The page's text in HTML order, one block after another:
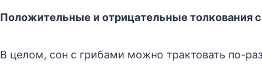
Положительные и отрицательные толкования
В целом, сон с грибами можно трактовать по-